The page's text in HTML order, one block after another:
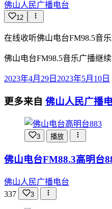
佛山人民广播电台
12
在线收听佛山电台FM98.5音
佛山电台FM98.5音乐广播继
2023年4月29日 2023年5月10日
更多来自 佛山人民广播
3 播放
佛山电台FM88.3高明台
佛山人民广播电台
337
3